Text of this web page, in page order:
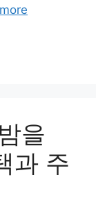
을
과 주